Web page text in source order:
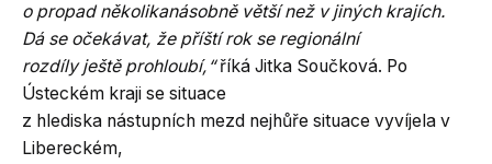
o propad několikanásobně větší než v jiných krajích.
Dá se očekávat, že příští rok se regionální
rozdíly ještě prohloubí,“říká Jitka Součková. Po
Ústeckém kraji se situace
z hlediska nástupních mezd nejhůře situace vyvíjela v
Libereckém,